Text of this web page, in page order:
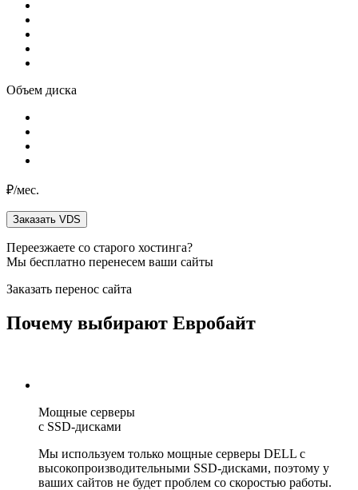
Объем диска
₽/мес.
Заказать VDS
Переезжаете со старого хостинга?
Мы бесплатно перенесем ваши сайты
Заказать перенос сайта
Почему выбирают Евробайт
Мощные серверы
с SSD-дисками
Мы используем только мощные серверы DELL с
высокопроизводительными SSD-дисками, поэтому у
ваших сайтов не будет проблем со скоростью работы.